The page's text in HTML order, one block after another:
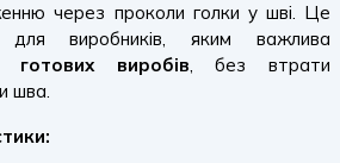
через проколи голки у шві. Це
для виробників, яким важлива
готових виробів, без втрати
шва.